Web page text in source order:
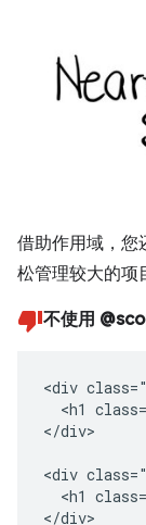
借助作用域，您
松管理较大的项
不使用
<div
<h1
</div>
<div
<h1
</div>